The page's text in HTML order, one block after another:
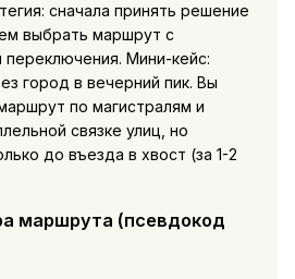
сначала принять решение
выбрать маршрут с
переключения. Мини-кейс:
город в вечерний пик. Вы
по магистралям и
связке улиц, но
до въезда в хвост (за 1-2
маршрута (псевдокод